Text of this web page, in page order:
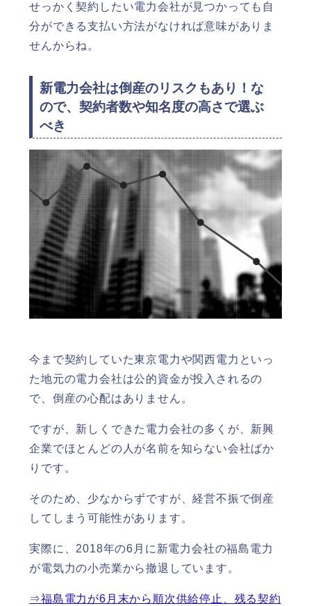
せっかく契約したい電力会社が見つかっても自
分ができる支払い方法がなければ意味がありま
せんからね。
新電力会社は倒産のリスクもあり！な
ので、契約者数や知名度の高さで選ぶ
べき
今まで契約していた東京電力や関西電力といっ
た地元の電力会社は公的資金が投入されるの
で、倒産の心配はありません。
ですが、新しくできた電力会社の多くが、新興
企業でほとんどの人が名前を知らない会社ばか
りです。
そのため、少なからずですが、経営不振で倒産
してしまう可能性があります。
実際に、2018年の6月に新電力会社の福島電力
が電気力の小売業から撤退しています。
⇒福島電力が6月末から順次供給停止、残る契約